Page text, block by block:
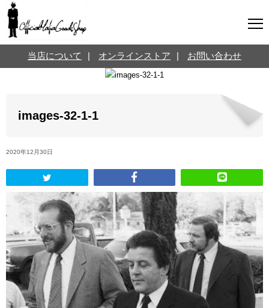
三分で学ぶマフィア暗黒史 名言・悩み相談
映画・ドラマ紹介 映画雑学
時事ニュース 書籍紹介
ABOUT US
当店について オンラインストア お問い合わせ
images-32-1-1
2020年12月30日
オンラインストア
お問い合わせ